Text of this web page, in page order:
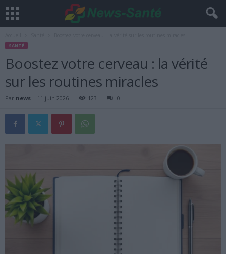
SANTÉ
Boostez votre cerveau : la vérité
sur les routines miracles
Par news - 11 juin 2026 123 0